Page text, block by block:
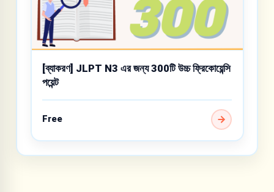
[ব্যাকরণ] JLPT N3 এর জন্য 300টি উচ্চ ফ্রিকোয়েন্সি
পয়েন্ট
Free